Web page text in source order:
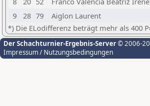
9
28 79 Aiglon Laurent
*) Die ELodifferenz beträgt mehr als 400
Der Schachturnier-Ergebnis-Server© 2006-
Impressum / Nutzungsbedingungen